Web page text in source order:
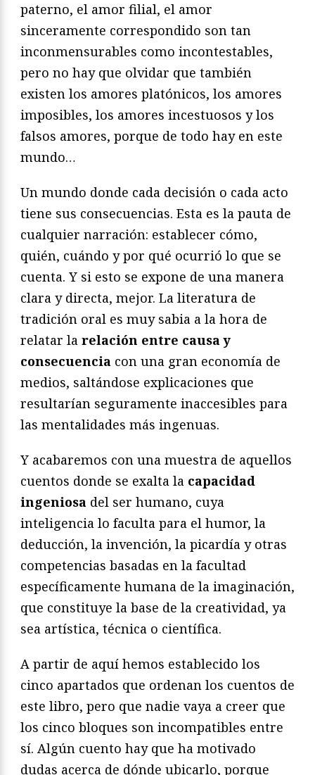
paterno, el amor filial, el amor
sinceramente correspondido son tan
inconmensurables como incontestables,
pero no hay que olvidar que también
existen los amores platónicos, los amores
imposibles, los amores incestuosos y los
falsos amores, porque de todo hay en este
mundo…
Un mundo donde cada decisión o cada acto
tiene sus consecuencias. Esta es la pauta de
cualquier narración: establecer cómo,
quién, cuándo y por qué ocurrió lo que se
cuenta. Y si esto se expone de una manera
clara y directa, mejor. La literatura de
tradición oral es muy sabia a la hora de
relatar la relación entre causa y
consecuencia con una gran economía de
medios, saltándose explicaciones que
resultarían seguramente inaccesibles para
las mentalidades más ingenuas.
Y acabaremos con una muestra de aquellos
cuentos donde se exalta la capacidad
ingeniosa del ser humano, cuya
inteligencia lo faculta para el humor, la
deducción, la invención, la picardía y otras
competencias basadas en la facultad
específicamente humana de la imaginación,
que constituye la base de la creatividad, ya
sea artística, técnica o científica.
A partir de aquí hemos establecido los
cinco apartados que ordenan los cuentos de
este libro, pero que nadie vaya a creer que
los cinco bloques son incompatibles entre
sí. Algún cuento hay que ha motivado
dudas acerca de dónde ubicarlo, porque